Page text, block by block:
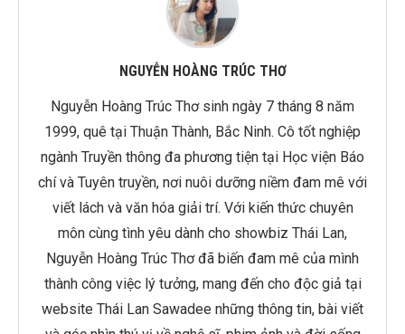
NGUYỄN HOÀNG TRÚC THƠ
Nguyễn Hoàng Trúc Thơ sinh ngày 7 tháng 8 năm
1999, quê tại Thuận Thành, Bắc Ninh. Cô tốt nghiệp
ngành Truyền thông đa phương tiện tại Học viện Báo
chí và Tuyên truyền, nơi nuôi dưỡng niềm đam mê với
viết lách và văn hóa giải trí. Với kiến thức chuyên
môn cùng tình yêu dành cho showbiz Thái Lan,
Nguyễn Hoàng Trúc Thơ đã biến đam mê của mình
thành công việc lý tưởng, mang đến cho độc giả tại
website Thái Lan Sawadee những thông tin, bài viết